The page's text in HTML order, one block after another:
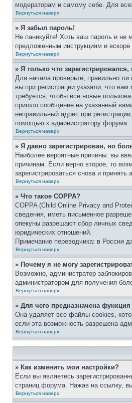
модераторам и самому себе. Для
Вернуться наверх
» Я забыл пароль!
Не паникуйте! Хоть ваш пароль и не
предложенным инструкциям и
Вернуться наверх
» Я только что
Для начала проверьте, правильно
вы при регистрации указали, что
требуется, чтобы все новые
пришло сообщение на указанный
неправильный адрес при
помощью к администратору форума.
Вернуться наверх
» Я давно зарегистрирован, но
Наиболее вероятные причины: вы
причинам. Если верно второе, то
зарегистрироваться снова и принять
Вернуться наверх
» Что такое COPPA?
COPPA (Child Online Privacy and
сведения, иметь письменное
опекуны разрешают сбор личных
юридических отношений.
Примечание переводчика: в России
Вернуться наверх
» Почему я не могу
Возможно, администратор
администратором для получения
Вернуться наверх
» Для чего предназначена
Она удаляет все файлы cookies,
если эта возможность разрешена
Вернуться наверх
» Как изменить мои настройки?
Если вы являетесь
страниц форума. Нажав на ссылку,
Вернуться наверх